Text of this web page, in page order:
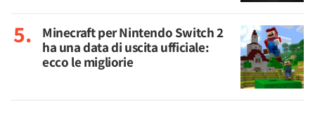
Minecraft per Nintendo Switch 2
ha una data di uscita ufficiale:
ecco le migliorie